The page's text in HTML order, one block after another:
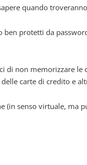
quando
ben protetti da
di non memorizzare le
carte di credito e
(in senso virtuale, ma